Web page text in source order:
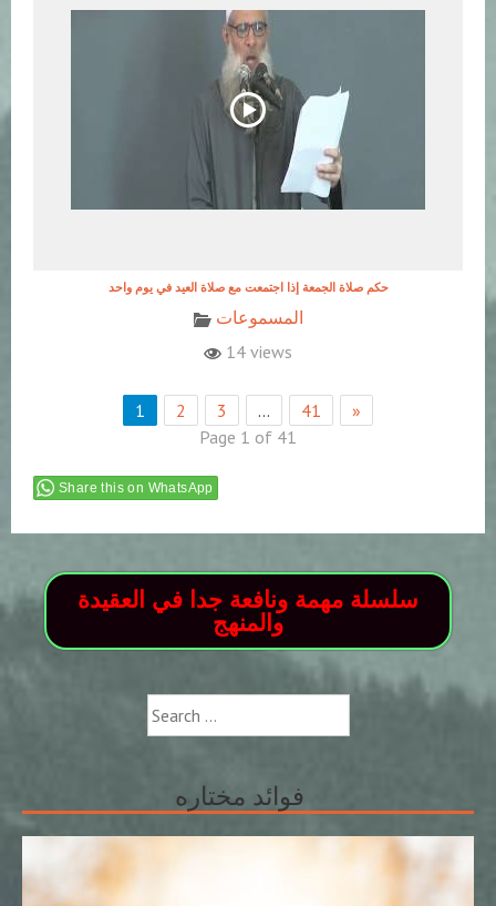
حكم صلاة الجمعة إذا اجتمعت مع صلاة العيد في يوم واحد
المسموعات
14 views
1 2 3 … 41
»
Page 1 of 41
Share this on WhatsApp
سلسلة مهمة ونافعة جدا في العقيدة
والمنهج
Search
for:
فوائد مختاره